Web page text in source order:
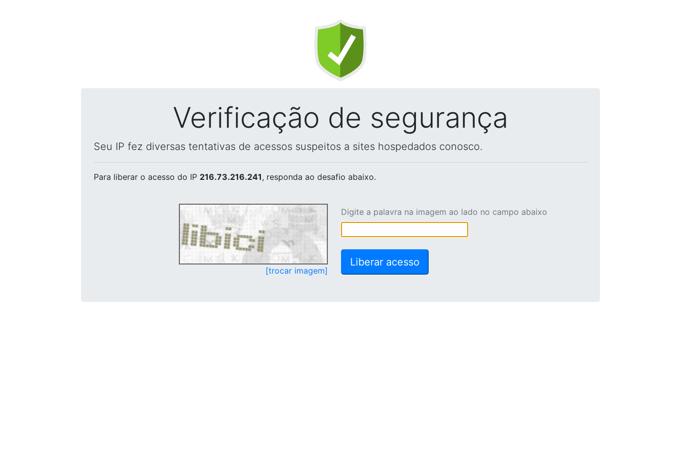
Verificação de segurança
Seu IP fez diversas tentativas de acessos suspeitos a sites hospedados conosco.
Para liberar o acesso do IP 216.73.216.241, responda ao desafio abaixo.
[trocar imagem]
Digite a palavra na imagem ao lado no campo abaixo